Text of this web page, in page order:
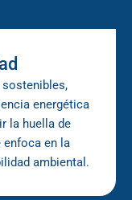
energética
la huella de
en la
ambiental.